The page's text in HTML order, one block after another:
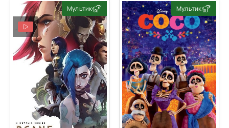
Мультик Мультик